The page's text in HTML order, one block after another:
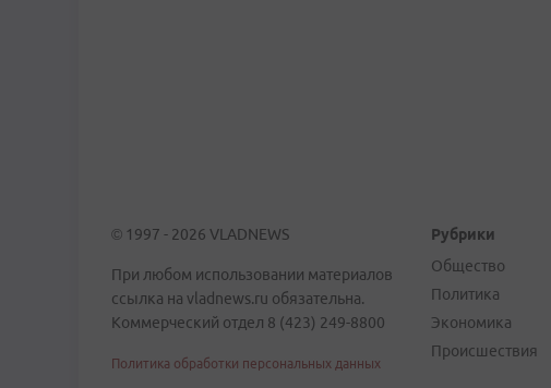
© 1997 - 2026 VLADNEWS
При любом использовании материалов
ссылка на vladnews.ru обязательна.
Коммерческий отдел 8 (423) 249-8800
Политика обработки персональных данных
Рубрики
Общество
Политика
Экономика
Происшествия